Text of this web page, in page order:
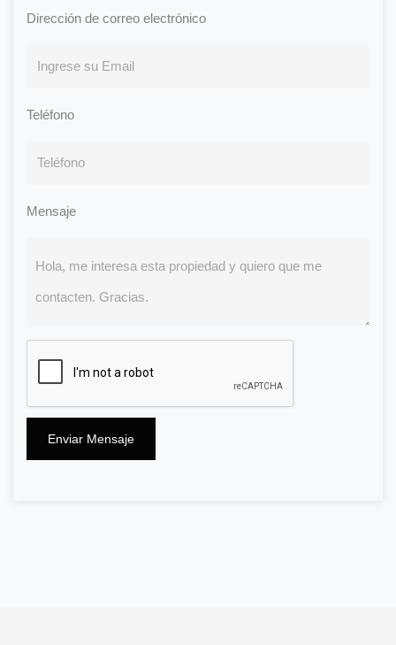
Dirección de correo electrónico
Teléfono
Mensaje
Enviar Mensaje